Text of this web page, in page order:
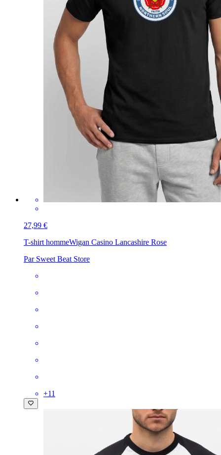
27,99 €
T-shirt hommeWigan Casino Lancashire Rose
Par Sweet Beat Store
+11